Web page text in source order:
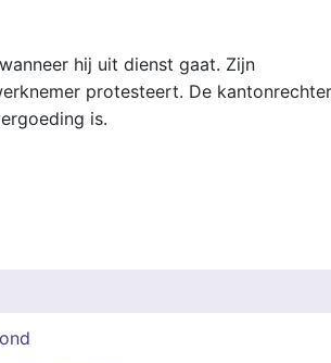
hij uit dienst gaat. Zijn
protesteert. De kantonrechter
is.